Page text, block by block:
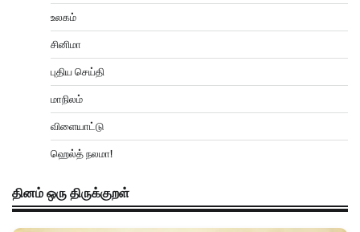
உலகம்
சினிமா
புதிய செய்தி
மாநிலம்
விளையாட்டு
ஹெல்த் நலமா!
தினம் ஒரு திருக்குறள்